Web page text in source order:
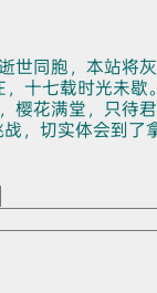
世同胞，本站将
，十七载时光未
樱花满堂，只待
，切实体会到了